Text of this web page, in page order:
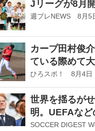
Jリーグが8月
週プレNEWS 8月5
カープ田村俊
ている際めて
めたがってい
ひろスポ！ 8月4日
世界を揺るが
明。UEFAな
者を再び集め
SOCCER DIGEST